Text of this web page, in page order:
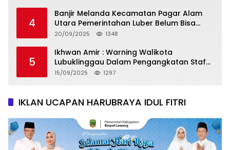
4
Banjir Melanda Kecamatan Pagar Alam
Utara Pemerintahan Luber Belum Bisa
Mengatasi Banjir
20/09/2025 1348
5
Ikhwan Amir : Warning Walikota
Lubuklinggau Dalam Pengangkatan Staf
Khusus
15/09/2025 1297
IKLAN UCAPAN HARUBRAYA IDUL FITRI